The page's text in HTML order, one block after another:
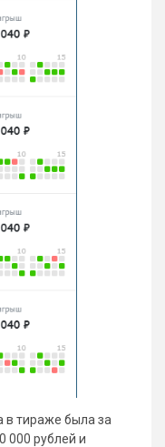
в тираже была за
000 рублей и